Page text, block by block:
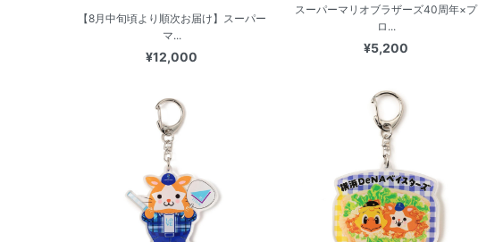
【8月中旬頃より順次お届け】スーパー
マ...
¥12,000
スーパーマリオブラザーズ40周年×プ
ロ...
¥5,200